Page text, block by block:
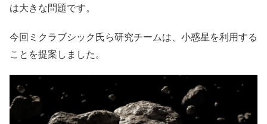
は大きな問題です。
今回ミクラブシック氏ら研究チームは、小惑星を利用する
ことを提案しました。